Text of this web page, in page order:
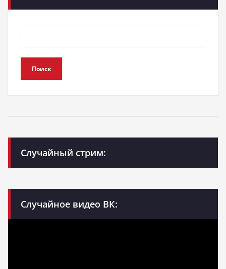
Поиск
Случайный стрим:
Случайное видео ВК: